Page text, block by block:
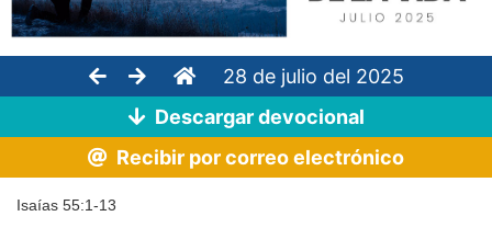
28 de julio del 2025
Descargar devocional
Recibir por correo electrónico
Isaías 55:1-13